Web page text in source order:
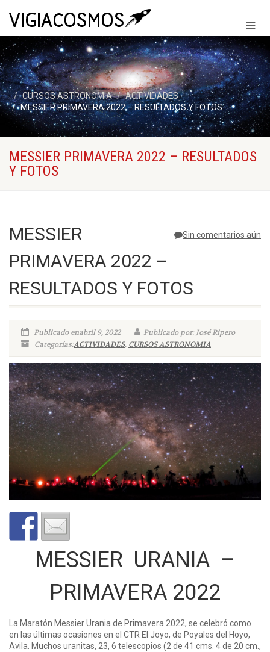
CURSOS ASTRONOMIA
ACTIVIDADES
MESSIER PRIMAVERA 2022 – RESULTADOS Y FOTOS
MESSIER PRIMAVERA 2022 – RESULTADOS
Y FOTOS
Sin comentarios aún
MESSIER
PRIMAVERA 2022 –
RESULTADOS Y FOTOS
Publicado enabril 9, 2022
Publicado por: José Ripero
Categorías:ACTIVIDADES, CURSOS ASTRONOMIA
MESSIER URANIA –
PRIMAVERA 2022
La Maratón Messier Urania de Primavera 2022, se celebró como
en las últimas ocasiones en el CTR El Joyo, de Poyales del Hoyo,
Avila. Muchos uranitas, 23, 6 telescopios (2 de 41 cms. 4 de 20 cm.,